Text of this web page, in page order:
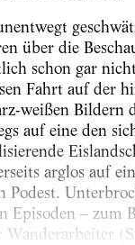
über die
schon gar
Fahrt auf der
weißen Bildern
auf eine den
arglos auf
Podest.
Episoden – zum
Wanderarbeiter